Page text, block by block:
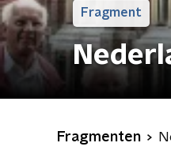
Fragment
Fragmenten